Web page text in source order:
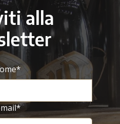
alla
*
*